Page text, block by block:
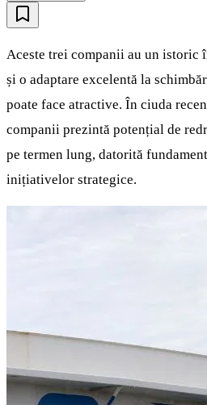
Aceste trei companii au un istoric
și o adaptare excelentă la
poate face atractive. În ciuda
companii prezintă potențial de
pe termen lung, datorită
inițiativelor strategice.